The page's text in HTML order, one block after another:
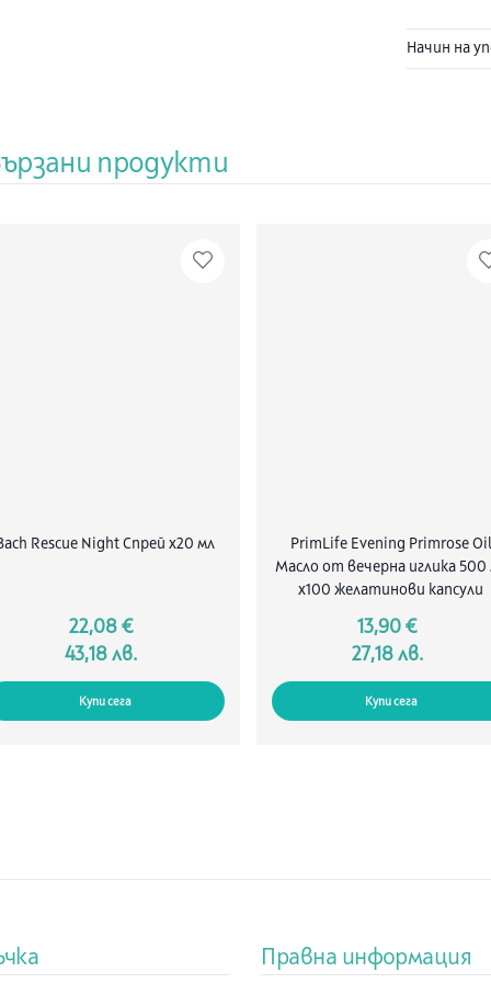
Начин на
продукти
Rescue Night Спрей x20 мл
22,08 €
43,18 лв.
Купи сега
PrimLife Evening Primrose Oil
Масло от вечерна иглика 500
х100 желатинови капсули
13,90 €
27,18 лв.
Купи сега
Правна информация